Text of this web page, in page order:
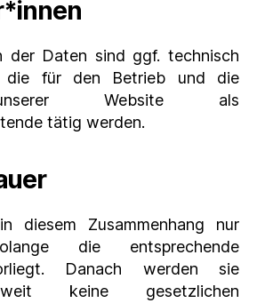
der Daten sind ggf. technisch
die für den Betrieb und die
Website als
tätig werden.
diesem Zusammenhang nur
die entsprechende
Danach werden sie
keine gesetzlichen